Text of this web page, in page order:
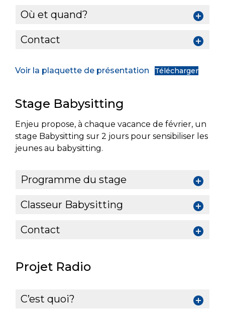
Où et quand?
Contact
Voir la plaquette de présentation Télécharger
Stage Babysitting
Enjeu propose, à chaque vacance de février, un
stage Babysitting sur 2 jours pour sensibiliser les
jeunes au babysitting.
Programme du stage
Classeur Babysitting
Contact
Projet Radio
C’est quoi?